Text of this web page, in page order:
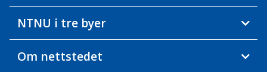
NTNU i tre byer
Om nettstedet